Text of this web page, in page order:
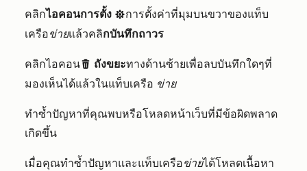
คลิกไอคอนการตั้ง settingsการตั้งค่าที่มุมบนขวาของแท็บ
เครือข่ายแล้วคลิกบันทึกถาวร
คลิกไอคอนdelete ถังขยะทางด้านซ้ายเพื่อลบบันทึกใดๆที่
มองเห็นได้แล้วในแท็บเครือ ข่าย
ทำซ้ำปัญหาที่คุณพบหรือโหลดหน้าเว็บที่มีข้อผิดพลาด
เกิดขึ้น
เมื่อคุณทำซ้ำปัญหาและแท็บเครือข่ายได้โหลดเนื้อหา